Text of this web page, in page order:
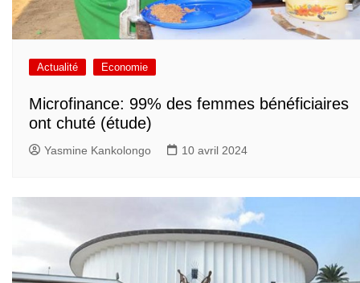
Actualité Economie
Microfinance: 99% des femmes bénéficiaires
ont chuté (étude)
Yasmine Kankolongo 10 avril 2024